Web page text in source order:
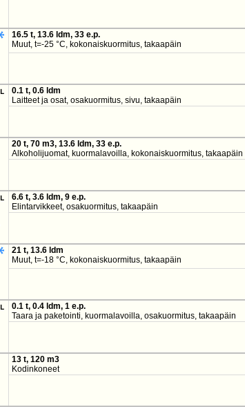
16.5 t, 13.6 ldm, 33 e.p.
Muut, t=-25 °C, kokonaiskuormitus, takaapäin
0.1 t, 0.6 ldm
Laitteet ja osat, osakuormitus, sivu, takaapäin
20 t, 70 m3, 13.6 ldm, 33 e.p.
Alkoholijuomat, kuormalavoilla, kokonaiskuormitus, takaapäin
6.6 t, 3.6 ldm, 9 e.p.
Elintarvikkeet, osakuormitus, takaapäin
21 t, 13.6 ldm
Muut, t=-18 °C, kokonaiskuormitus, takaapäin
0.1 t, 0.4 ldm, 1 e.p.
Taara ja paketointi, kuormalavoilla, osakuormitus, takaapäin
13 t, 120 m3
Kodinkoneet